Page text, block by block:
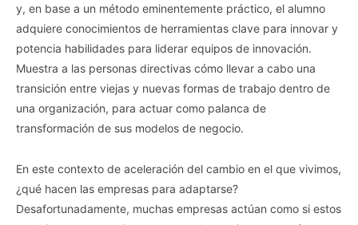
y, en base a un método eminentemente práctico, el alumno
adquiere conocimientos de herramientas clave para innovar y
potencia habilidades para liderar equipos de innovación.
Muestra a las personas directivas cómo llevar a cabo una
transición entre viejas y nuevas formas de trabajo dentro de
una organización, para actuar como palanca de
transformación de sus modelos de negocio.
En este contexto de aceleración del cambio en el que vivimos,
¿qué hacen las empresas para adaptarse?
Desafortunadamente, muchas empresas actúan como si estos